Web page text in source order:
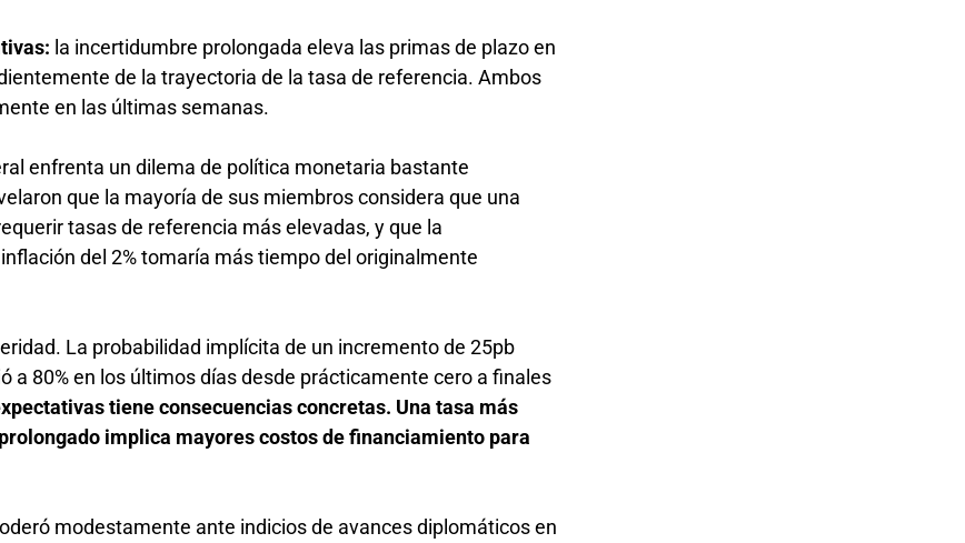
la incertidumbre prolongada eleva las primas de plazo en
de la trayectoria de la tasa de referencia. Ambos
en las últimas semanas.
enfrenta un dilema de política monetaria bastante
que la mayoría de sus miembros considera que una
tasas de referencia más elevadas, y que la
del 2% tomaría más tiempo del originalmente
La probabilidad implícita de un incremento de 25pb
a 80% en los últimos días desde prácticamente cero a finales
tiene consecuencias concretas. Una tasa más
implica mayores costos de financiamiento para
modestamente ante indicios de avances diplomáticos en